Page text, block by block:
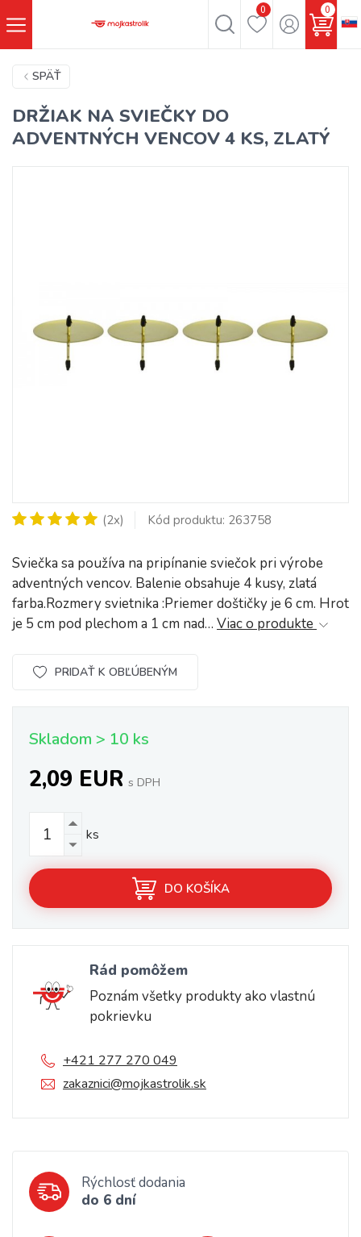
0 0
SPÄŤ
DRŽIAK NA SVIEČKY DO
ADVENTNÝCH VENCOV 4 KS, ZLATÝ
(2x) Kód produktu: 263758
Sviečka sa používa na pripínanie sviečok pri výrobe
adventných vencov. Balenie obsahuje 4 kusy, zlatá
farba.Rozmery svietnika :Priemer doštičky je 6 cm. Hrot
je 5 cm pod plechom a 1 cm nad… Viac o produkte
PRIDAŤ K OBĽÚBENÝM
Skladom > 10 ks
2,09 EUR s DPH
ks
DO KOŠÍKA
Rád pomôžem
Poznám všetky produkty ako vlastnú
pokrievku
+421 277 270 049
zakaznici@mojkastrolik.sk
Rýchlosť dodania
do 6 dní